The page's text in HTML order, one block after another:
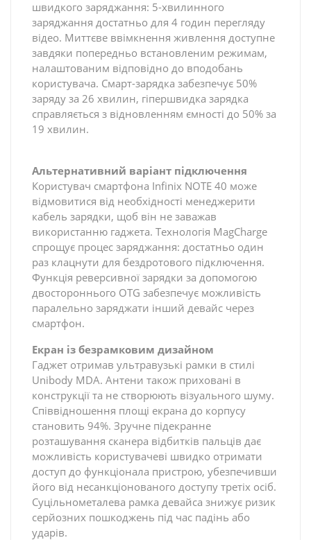
швидкого заряджання: 5-хвилинного
заряджання достатньо для 4 годин перегляду
відео. Миттєве ввімкнення живлення доступне
завдяки попередньо встановленим режимам,
налаштованим відповідно до вподобань
користувача. Смарт-зарядка забезпечує 50%
заряду за 26 хвилин, гіпершвидка зарядка
справляється з відновленням ємності до 50% за
19 хвилин.
Альтернативний варіант підключення
Користувач смартфона Infinix NOTE 40 може
відмовитися від необхідності менеджерити
кабель зарядки, щоб він не заважав
використанню гаджета. Технологія MagCharge
спрощує процес заряджання: достатньо один
раз клацнути для бездротового підключення.
Функція реверсивної зарядки за допомогою
двостороннього OTG забезпечує можливість
паралельно заряджати інший девайс через
смартфон.
Екран із безрамковим дизайном
Гаджет отримав ультравузькі рамки в стилі
Unibody MDA. Антени також приховані в
конструкції та не створюють візуального шуму.
Співвідношення площі екрана до корпусу
становить 94%. Зручне підекранне
розташування сканера відбитків пальців дає
можливість користувачеві швидко отримати
доступ до функціонала пристрою, убезпечивши
його від несанкціонованого доступу третіх осіб.
Суцільнометалева рамка девайса знижує ризик
серйозних пошкоджень під час падінь або
ударів.